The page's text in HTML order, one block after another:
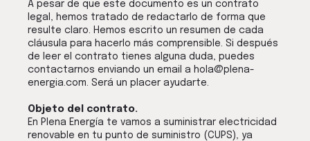
A pesar de que este documento es un contrato
legal, hemos tratado de redactarlo de forma que
resulte claro. Hemos escrito un resumen de cada
cláusula para hacerlo más comprensible. Si después
de leer el contrato tienes alguna duda, puedes
contactarnos enviando un email a hola@plena-
energia.com. Será un placer ayudarte.
Objeto del contrato.
En Plena Energía te vamos a suministrar electricidad
renovable en tu punto de suministro (CUPS), ya